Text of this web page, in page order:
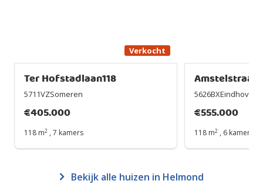
Verkocht
Ter Hofstadlaan118
5711VZSomeren
€405.000
118 m2 , 7 kamers
5626BXEindhoven
€555.000
118 m2 , 6 kamers
Bekijk alle huizen in Helmond